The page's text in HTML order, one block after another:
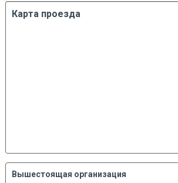
Карта проезда
Вышестоящая организация